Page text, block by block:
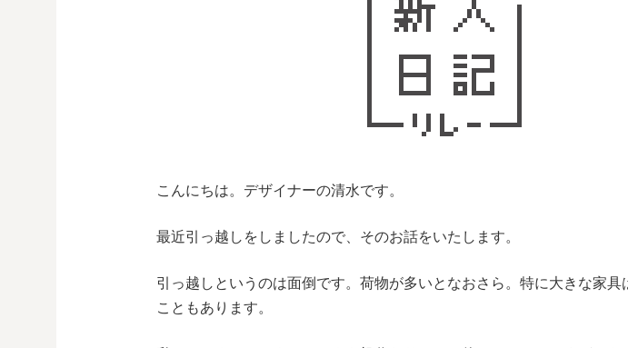
こんにちは。デザイナーの清水です。
最近引っ越しをしましたので、そのお話をいたします。
引っ越しというのは面倒です。荷物が多いとなおさら。特に大きな家具
こともあります。